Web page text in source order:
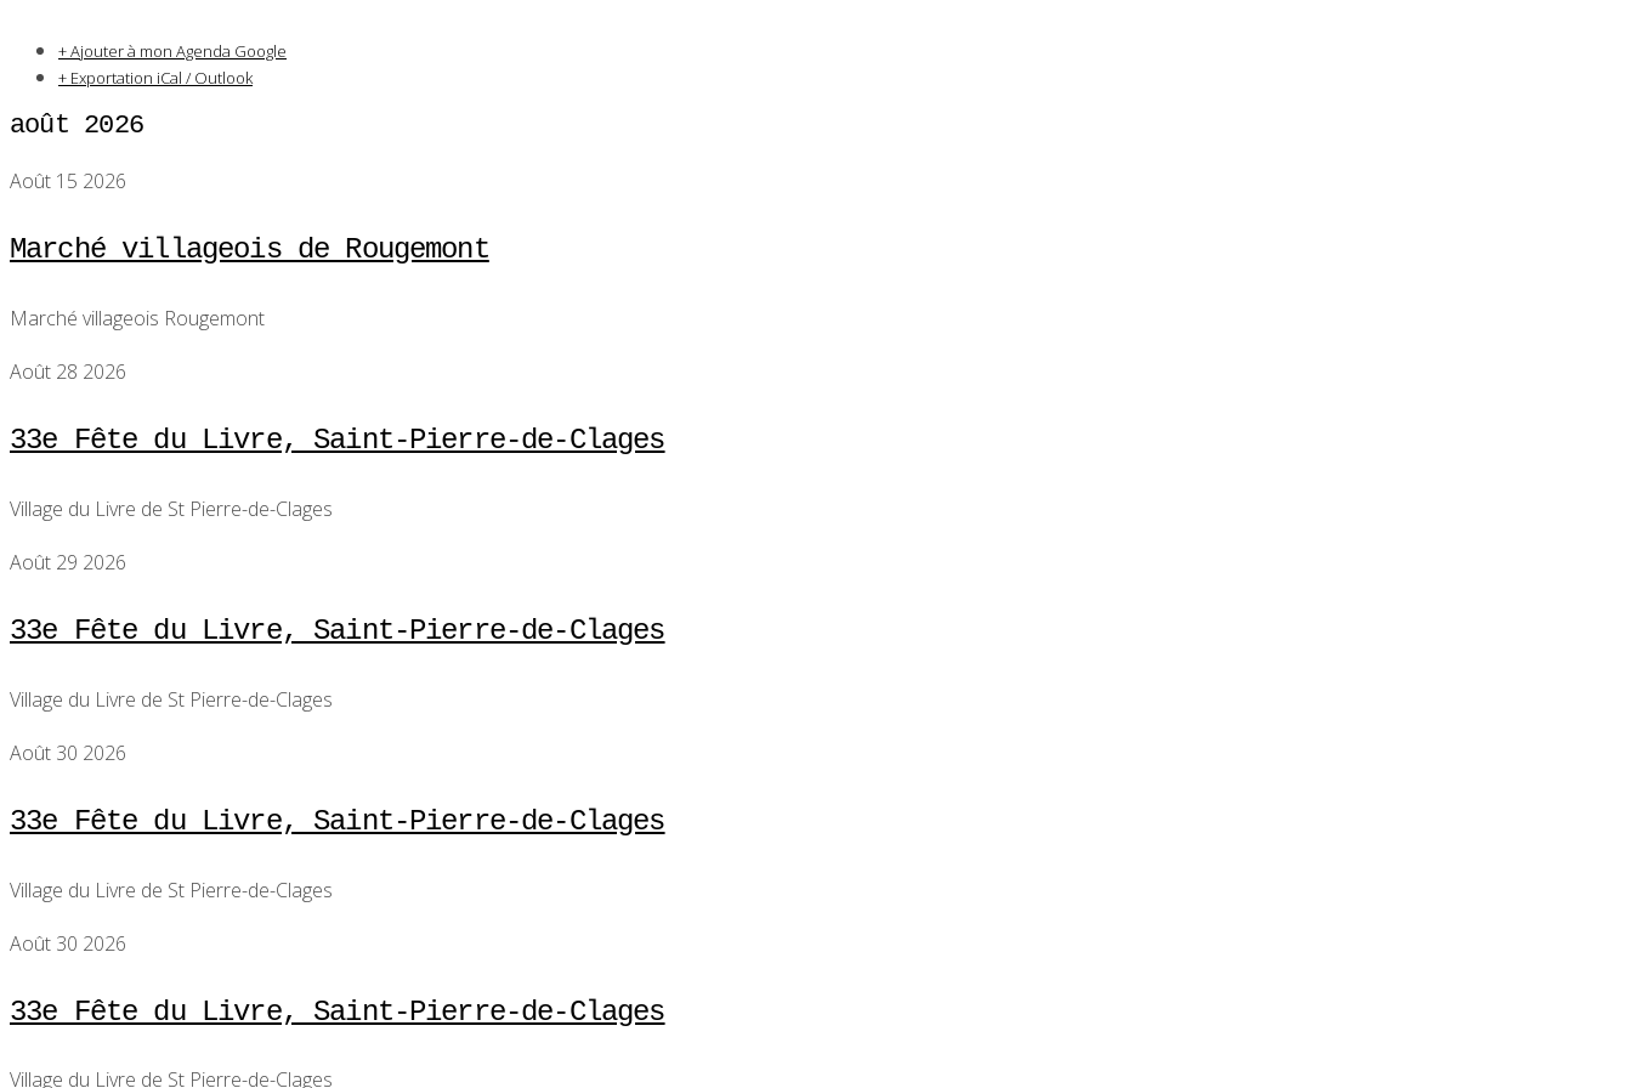
+ Ajouter à mon Agenda Google
+ Exportation iCal / Outlook
août 2026
Août 15 2026
Marché villageois de Rougemont
Marché villageois Rougemont
Août 28 2026
33e Fête du Livre, Saint-Pierre-de-Clages
Village du Livre de St Pierre-de-Clages
Août 29 2026
33e Fête du Livre, Saint-Pierre-de-Clages
Village du Livre de St Pierre-de-Clages
Août 30 2026
33e Fête du Livre, Saint-Pierre-de-Clages
Village du Livre de St Pierre-de-Clages
Août 30 2026
33e Fête du Livre, Saint-Pierre-de-Clages
Village du Livre de St Pierre-de-Clages